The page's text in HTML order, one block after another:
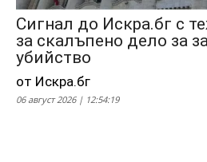
Сигнал до Искра.бг с
за скалъпено дело за
убийство
от Искра.бг
06 август 2026 | 12:54:19